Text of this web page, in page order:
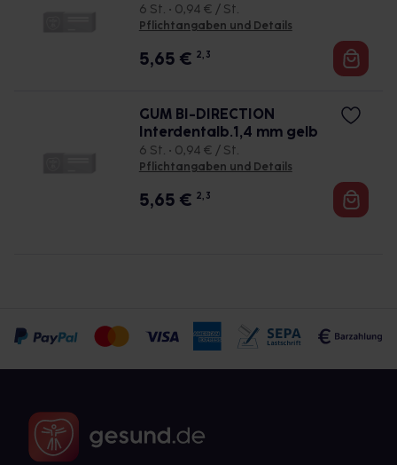
6 St. • 0,94 € / St.
Pflichtangaben und Details
5,65 € 2, 3
GUM BI-DIRECTION
Interdentalb.1,4 mm gelb
6 St. • 0,94 € / St.
Pflichtangaben und Details
5,65 € 2, 3